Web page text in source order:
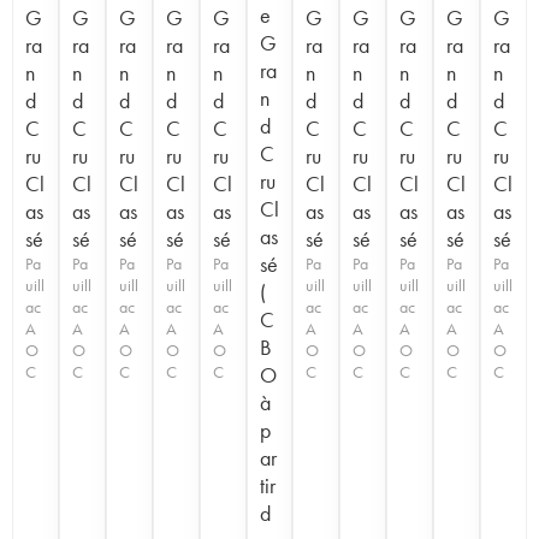
G
ra
n
d
C
ru
Cl
as
sé
Pa
uill
ac
A
O
C
G
ra
n
d
C
ru
Cl
as
sé
Pa
uill
ac
A
O
C
G
ra
n
d
C
ru
Cl
as
sé
Pa
uill
ac
A
O
C
G
ra
n
d
C
ru
Cl
as
sé
Pa
uill
ac
A
O
C
G
ra
n
d
C
ru
Cl
as
sé
Pa
uill
ac
A
O
C
e
G
ra
n
d
C
ru
Cl
as
sé
(
C
B
O
à
p
ar
tir
d
G
ra
n
d
C
ru
Cl
as
sé
Pa
uill
ac
A
O
C
G
ra
n
d
C
ru
Cl
as
sé
Pa
uill
ac
A
O
C
G
ra
n
d
C
ru
Cl
as
sé
Pa
uill
ac
A
O
C
G
ra
n
d
C
ru
Cl
as
sé
Pa
uill
ac
A
O
C
G
ra
n
d
C
ru
Cl
as
sé
Pa
uill
ac
A
O
C